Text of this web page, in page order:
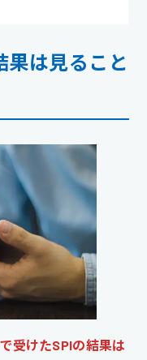
果は見ること
受けたSPIの結果は